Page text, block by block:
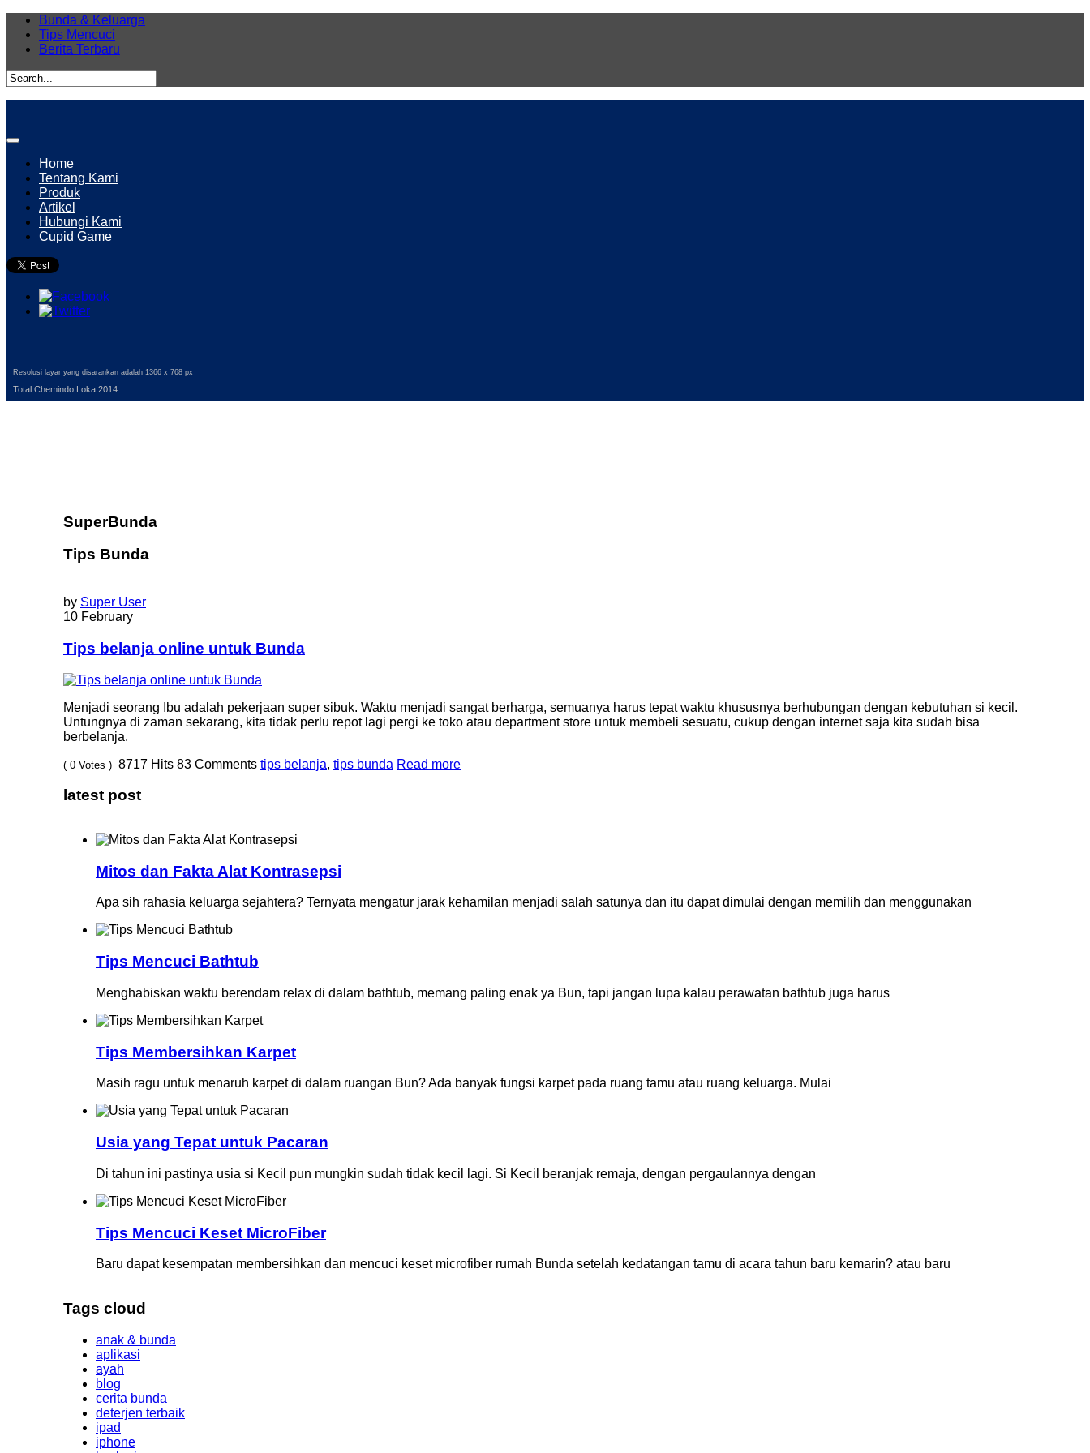
Bunda & Keluarga
Tips Mencuci
Berita Terbaru
Home
Tentang Kami
Produk
Artikel
Hubungi Kami
Cupid Game
Resolusi layar yang disarankan adalah 1366 x 768 px
Total Chemindo Loka 2014
SuperBunda
Tips Bunda
by Super User
10 February
Tips belanja online untuk Bunda
Menjadi seorang Ibu adalah pekerjaan super sibuk. Waktu menjadi sangat berharga, semuanya harus tepat waktu khususnya berhubungan dengan kebutuhan si kecil.
Untungnya di zaman sekarang, kita tidak perlu repot lagi pergi ke toko atau department store untuk membeli sesuatu, cukup dengan internet saja kita sudah bisa
berbelanja.
( 0 Votes ) 8717 Hits 83 Comments tips belanja, tips bunda Read more
latest post
Mitos dan Fakta Alat Kontrasepsi
Apa sih rahasia keluarga sejahtera? Ternyata mengatur jarak kehamilan menjadi salah satunya dan itu dapat dimulai dengan memilih dan menggunakan
Tips Mencuci Bathtub
Menghabiskan waktu berendam relax di dalam bathtub, memang paling enak ya Bun, tapi jangan lupa kalau perawatan bathtub juga harus
Tips Membersihkan Karpet
Masih ragu untuk menaruh karpet di dalam ruangan Bun? Ada banyak fungsi karpet pada ruang tamu atau ruang keluarga. Mulai
Usia yang Tepat untuk Pacaran
Di tahun ini pastinya usia si Kecil pun mungkin sudah tidak kecil lagi. Si Kecil beranjak remaja, dengan pergaulannya dengan
Tips Mencuci Keset MicroFiber
Baru dapat kesempatan membersihkan dan mencuci keset microfiber rumah Bunda setelah kedatangan tamu di acara tahun baru kemarin? atau baru
Tags cloud
anak & bunda
aplikasi
ayah
blog
cerita bunda
deterjen terbaik
ipad
iphone